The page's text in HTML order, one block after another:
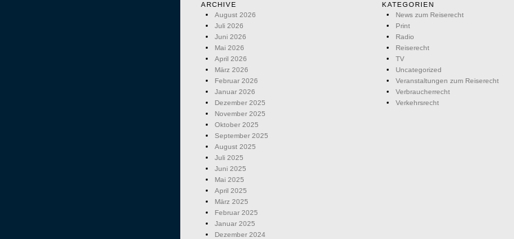
ARCHIVE
August 2026
Juli 2026
Juni 2026
Mai 2026
April 2026
März 2026
Februar 2026
Januar 2026
Dezember 2025
November 2025
Oktober 2025
September 2025
August 2025
Juli 2025
Juni 2025
Mai 2025
April 2025
März 2025
Februar 2025
Januar 2025
Dezember 2024
KATEGORIEN
News zum Reiserecht
Print
Radio
Reiserecht
TV
Uncategorized
Veranstaltungen zum Reiserecht
Verbraucherrecht
Verkehrsrecht